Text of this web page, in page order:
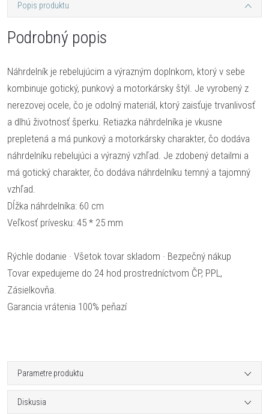
Popis produktu
Podrobný popis
Náhrdelník je rebelujúcim a výrazným doplnkom, ktorý v sebe
kombinuje gotický, punkový a motorkársky štýl. Je vyrobený z
nerezovej ocele, čo je odolný materiál, ktorý zaisťuje trvanlivosť
a dlhú životnosť šperku. Retiazka náhrdelníka je vkusne
prepletená a má punkový a motorkársky charakter, čo dodáva
náhrdelníku rebelujúci a výrazný vzhľad. Je zdobený detailmi a
má gotický charakter, čo dodáva náhrdelníku temný a tajomný
vzhľad.
Dĺžka náhrdelníka: 60 cm
Veľkosť prívesku: 45 * 25 mm
Rýchle dodanie · Všetok tovar skladom · Bezpečný nákup
Tovar expedujeme do 24 hod prostredníctvom ČP, PPL,
Zásielkovňa.
Garancia vrátenia 100% peňazí
Parametre produktu
Diskusia